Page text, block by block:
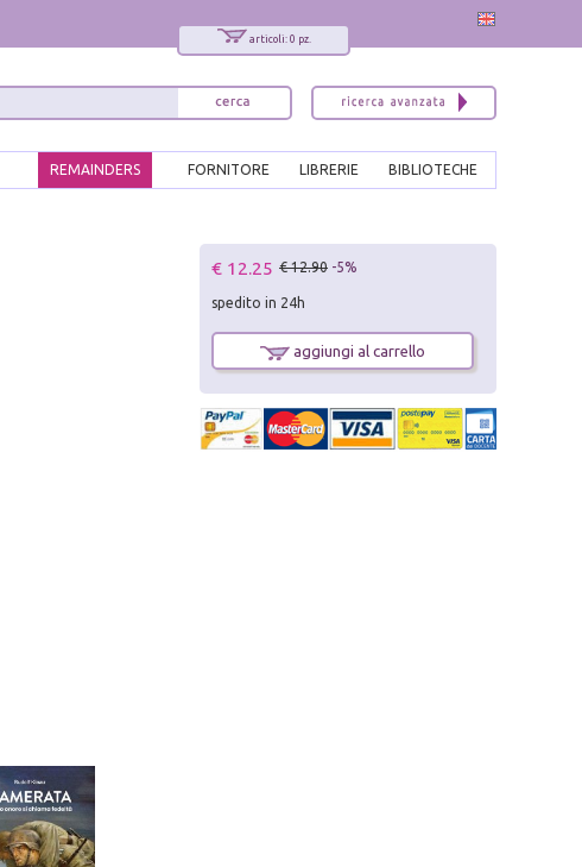
articoli: 0 pz.
BIBLIOTECHE
LIBRERIE
FORNITORE
REMAINDERS
€ 12.25 € 12.90 -5%
spedito in 24h
aggiungi al carrello
x
Interessato ai nostri libri?
Sarai informato delle nostre novità, potrai
comunque cancellarti quando desideri.
modulo di iscrizione